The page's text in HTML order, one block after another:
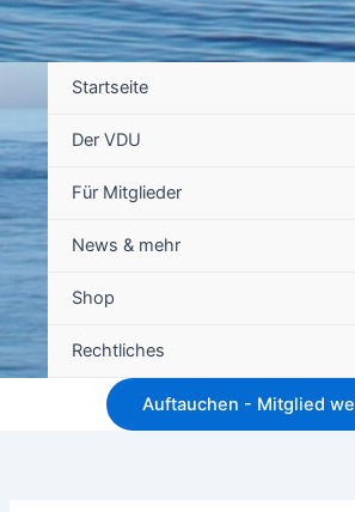
Startseite
Der VDU
Für Mitglieder
News & mehr
Shop
Rechtliches
Auftauchen - Mitglied